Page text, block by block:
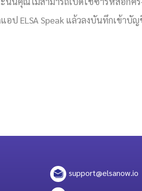
ป ELSA Speak แล้วลงบันทึกเข้าบั
support@elsanow.io